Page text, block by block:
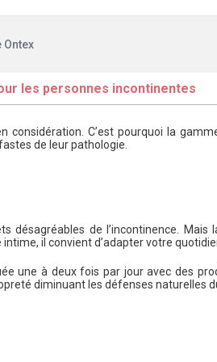
Ontex
les personnes incontinentes
considération. C’est pourquoi la
de leur pathologie.
désagréables de l’incontinence.
il convient d’adapter votre
une à deux fois par jour avec des
diminuant les défenses naturelles